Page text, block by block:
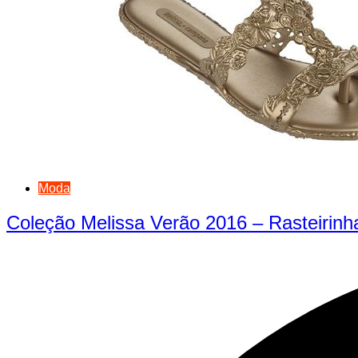
Moda
Coleção Melissa Verão 2016 –